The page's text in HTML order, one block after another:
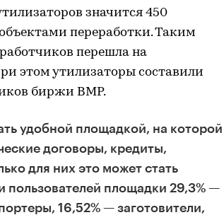
значится 450
переработки. Таким
перешла на
этом утилизаторы составили
биржи ВМР.
удобной площадкой, на которой
договоры, кредиты,
для них это может стать
площадки 29,3% —
16,52% — заготовители,